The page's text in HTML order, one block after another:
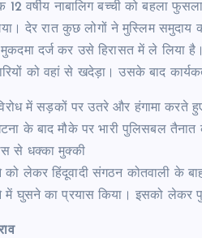
वर्षीय नाबालिग बच्ची को बहला
देर रात कुछ लोगों ने मुस्लिम समुदाय
दर्ज कर उसे हिरासत में ले लिया
को वहां से खदेड़ा। उसके बाद
में सड़कों पर उतरे और हंगामा करते
के बाद मौके पर भारी पुलिसबल तैनात
से धक्का मुक्की
लेकर हिंदूवादी संगठन कोतवाली के
में घुसने का प्रयास किया। इसको लेकर